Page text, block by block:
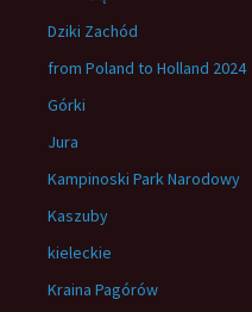
Dziki Zachód
from Poland to Holland 2024
Górki
Jura
Kampinoski Park Narodowy
Kaszuby
kieleckie
Kraina Pagórów